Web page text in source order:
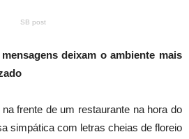
SB post
deixam o ambiente mais
frente de um restaurante na hora do
simpática com letras cheias de floreio